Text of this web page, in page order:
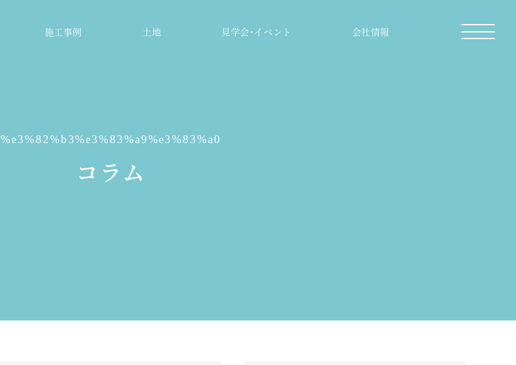
%e3%82%b3%e3%83%a9%e3%83%a0
コラム
施工事例 土地 見学会・イベント 会社情報